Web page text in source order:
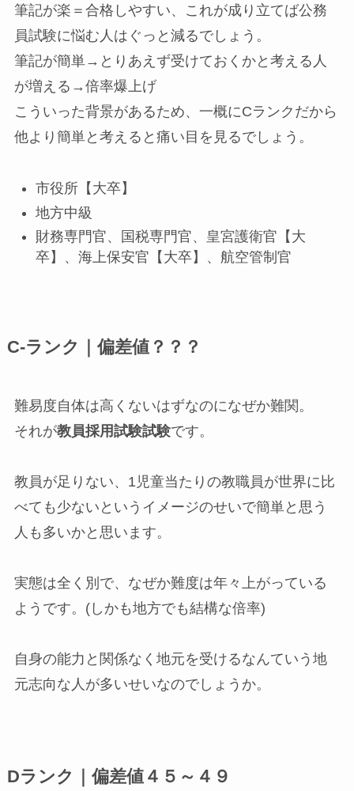
筆記が楽＝合格しやすい、これが成り立てば公務
員試験に悩む人はぐっと減るでしょう。
筆記が簡単→とりあえず受けておくかと考える人
が増える→倍率爆上げ
こういった背景があるため、一概にCランクだから
他より簡単と考えると痛い目を見るでしょう。
市役所【大卒】
地方中級
財務専門官、国税専門官、皇宮護衛官【大
卒】、海上保安官【大卒】、航空管制官
C-ランク｜偏差値？？？
難易度自体は高くないはずなのになぜか難関。
それが教員採用試験試験です。
教員が足りない、1児童当たりの教職員が世界に比
べても少ないというイメージのせいで簡単と思う
人も多いかと思います。
実態は全く別で、なぜか難度は年々上がっている
ようです。(しかも地方でも結構な倍率)
自身の能力と関係なく地元を受けるなんていう地
元志向な人が多いせいなのでしょうか。
Dランク｜偏差値４５～４９